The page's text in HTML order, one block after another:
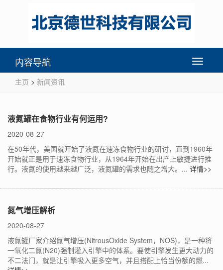
Toggle
内容导航
主页 > 新闻资讯
液氮罐在食物行业有何运用?
2020-08-27
在50年代，美国就开始了液氮在速冻食物行业的研讨，直到1960年
开始就正是用于速冻食物行业，从1964年开始在出产上敏捷进行推
行。液氮的使用越来越广泛，液氮罐的需求也随之增大。... 详情>>
氮气增压解析
2020-08-27
液氮罐厂家介绍氮气增压(NitrousOxide System，NOS)，是一种将
一氧化二氮(N20)强制灌入引擎中的体系。要使引擎发生更大动力的
不二法门，就是让引擎吸入更多空气，并且搭配上恰当份额的燃...